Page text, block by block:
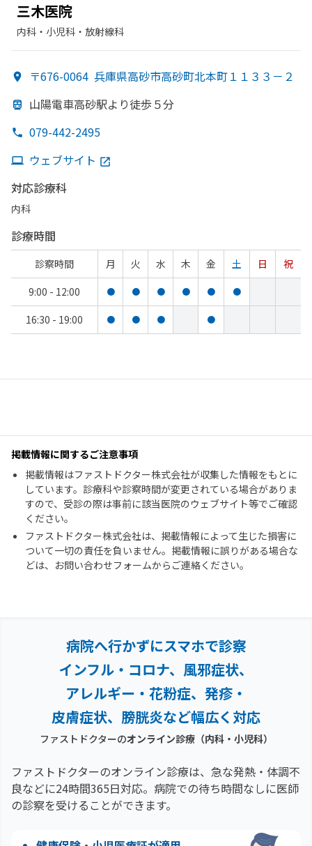
三木医院
内科・​小児科・​放射線科
〒676-0064 兵庫県高砂市高砂町北本町１１３３－２
山陽電車高砂駅より徒歩５分
079-442-2495
ウェブサイト
対応診療科
内科
診療時間
診察時間 月 火 水 木 金 土 日
祝
9:00 - 12:00
● ● ● ● ● ●
16:30 - 19:00 ● ● ● ●
掲載情報に関するご注意事項
掲載情報はファストドクター株式会社が収集した情報をもとに
しています。診療科や診察時間が変更されている場合がありま
すので、受診の際は事前に該当医院のウェブサイト等でご確認
ください。
ファストドクター株式会社は、掲載情報によって生じた損害に
ついて一切の責任を負いません。掲載情報に誤りがある場合な
どは、お問い合わせフォームからご連絡ください。
病院へ行かずにスマホで診察
インフル・コロナ、風邪症状、
アレルギー・花粉症、 発疹・
皮膚症状、膀胱炎など幅広く対応
ファストドクターのオンライン診療（内科・小児科）
ファストドクターのオンライン診療は、急な発熱・体調不
良などに24時間365日対応。 病院での待ち時間なしに医師
の診察を受けることができます。